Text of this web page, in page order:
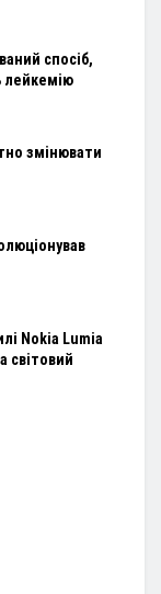
спосіб,
лейкемію
змінювати
Nokia Lumia
світовий